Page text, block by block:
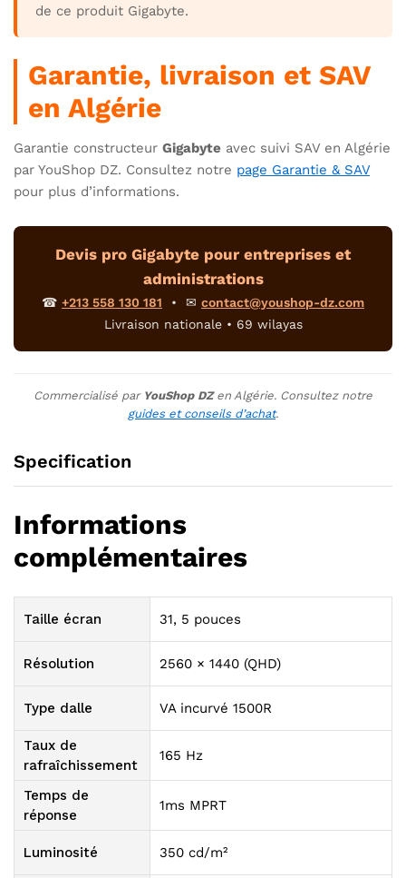
de ce produit Gigabyte.
Garantie, livraison et SAV
en Algérie
Garantie constructeur Gigabyte avec suivi SAV en Algérie
par YouShop DZ. Consultez notre page Garantie & SAV
pour plus d’informations.
Devis pro Gigabyte pour entreprises et
administrations
☎ +213 558 130 181 • ✉ contact@youshop-dz.com
Livraison nationale • 69 wilayas
Commercialisé par YouShop DZen Algérie. Consultez notre
guides et conseils d’achat.
Specification
Informations
complémentaires
Taille écran 31, 5 pouces
Résolution 2560 × 1440 (QHD)
Type dalle VA incurvé 1500R
Taux de
rafraîchissement
165 Hz
Temps de
réponse
1ms MPRT
Luminosité 350 cd/m²